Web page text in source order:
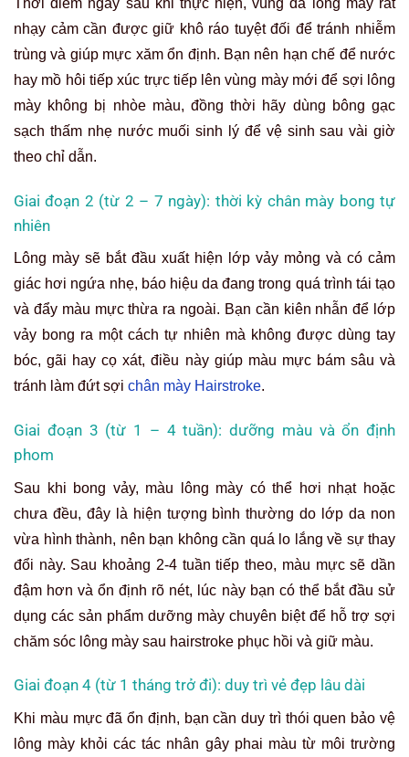
Thời điểm ngay sau khi thực hiện, vùng da lông mày rất
nhạy cảm cần được giữ khô ráo tuyệt đối để tránh nhiễm
trùng và giúp mực xăm ổn định. Bạn nên hạn chế để nước
hay mồ hôi tiếp xúc trực tiếp lên vùng mày mới để sợi lông
mày không bị nhòe màu, đồng thời hãy dùng bông gạc
sạch thấm nhẹ nước muối sinh lý để vệ sinh sau vài giờ
theo chỉ dẫn.
Giai đoạn 2 (từ 2 – 7 ngày): thời kỳ chân mày bong tự
nhiên
Lông mày sẽ bắt đầu xuất hiện lớp vảy mỏng và có cảm
giác hơi ngứa nhẹ, báo hiệu da đang trong quá trình tái tạo
và đẩy màu mực thừa ra ngoài. Bạn cần kiên nhẫn để lớp
vảy bong ra một cách tự nhiên mà không được dùng tay
bóc, gãi hay cọ xát, điều này giúp màu mực bám sâu và
tránh làm đứt sợi chân mày Hairstroke.
Giai đoạn 3 (từ 1 – 4 tuần): dưỡng màu và ổn định
phom
Sau khi bong vảy, màu lông mày có thể hơi nhạt hoặc
chưa đều, đây là hiện tượng bình thường do lớp da non
vừa hình thành, nên bạn không cần quá lo lắng về sự thay
đổi này. Sau khoảng 2-4 tuần tiếp theo, màu mực sẽ dần
đậm hơn và ổn định rõ nét, lúc này bạn có thể bắt đầu sử
dụng các sản phẩm dưỡng mày chuyên biệt để hỗ trợ sợi
chăm sóc lông mày sau hairstroke phục hồi và giữ màu.
Giai đoạn 4 (từ 1 tháng trở đi): duy trì vẻ đẹp lâu dài
Khi màu mực đã ổn định, bạn cần duy trì thói quen bảo vệ
lông mày khỏi các tác nhân gây phai màu từ môi trường